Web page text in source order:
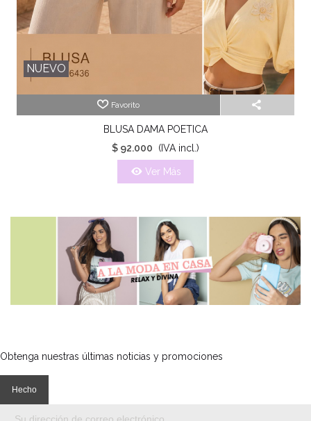
NUEVO
Favorito
BLUSA DAMA POETICA
$ 92.000
(IVA incl.)
Ver Más
Obtenga nuestras últimas noticias y promociones